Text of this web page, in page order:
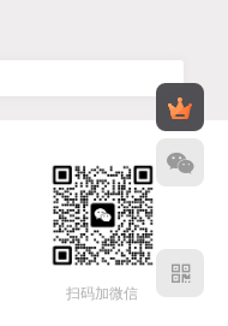
扫码加微信